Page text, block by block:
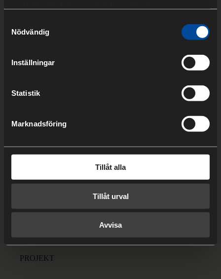
Nödvändig
Inställningar
Statistik
Marknadsföring
Tillåt alla
Tillåt urval
Avvisa
November 2020
Projektslut – Oktober 2021
PROJEKT